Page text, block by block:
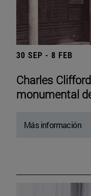
30 SEP - 8 FEB
Charles
monumental
Más información